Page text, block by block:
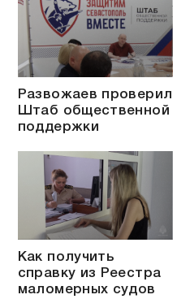
Развожаев проверил
Штаб общественной
поддержки
Как получить
справку из Реестра
маломерных судов